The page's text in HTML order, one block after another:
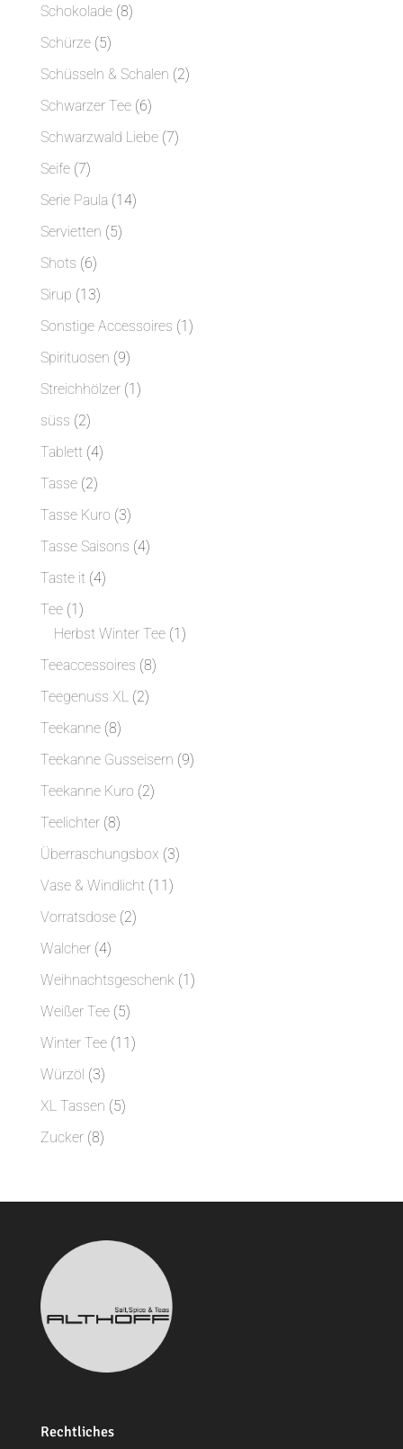
Schokolade 88
Schürze 55
Produkte
Schüsseln & Schalen 22
Schwarzer Tee 66
Produkte
Schwarzwald Liebe 77
Seife 77
Produkte
Serie Paula 1414
Servietten 55
Shots 66
Produkte
Sirup 1313
Produkte
Sonstige Accessoires 11
Spirituosen 99
Produkte
Streichhölzer 11
süss 22
Produkte
Tablett 44
Tasse 22
Produkte
Tasse Kuro 33
Produkte
Tasse Saisons 44
Taste it 44
Tee 11
Produkt
Herbst Winter Tee 11
Teeaccessoires 88
Teegenuss XL 22
Teekanne 88
Produkte
Teekanne Gusseisern 99
Teekanne Kuro 22
Teelichter 88
Produkte
Überraschungsbox 33
Vase & Windlicht 1111
Vorratsdose 22
Walcher 44
Produkte
Weihnachtsgeschenk 11
Weißer Tee 55
Produkte
Winter Tee 1111
Würzöl 33
Produkte
XL Tassen 55
Zucker 88
Rechtliches